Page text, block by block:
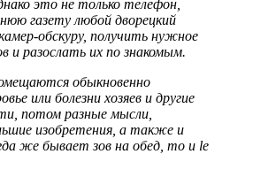
это не только телефон,
газету любой дворецкий
обскуру, получить нужное
и разослать их по знакомым.
обыкновенно
или болезни хозяев и другие
потом разные мысли,
изобретения, а также и
же бывает зов на обед, то и le